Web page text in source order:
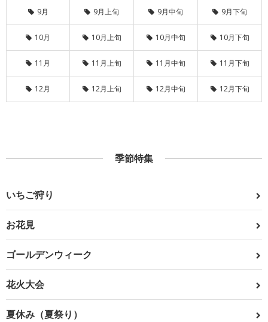
9月 9月上旬 9月中旬 9月下旬
10月 10月上旬 10月中旬 10月下旬
11月 11月上旬 11月中旬 11月下旬
12月 12月上旬 12月中旬 12月下旬
季節特集
いちご狩り
お花見
ゴールデンウィーク
花火大会
夏休み（夏祭り）